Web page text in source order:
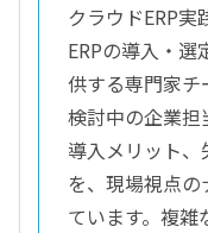
クラウドERP
ERPの導入・
供する専門家チ
検討中の企業担
導入メリット
を、現場視点
ています。複